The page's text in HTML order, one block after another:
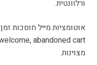
ורלוונטית.
אוטומציות מייל חוסכות
מצוינות.